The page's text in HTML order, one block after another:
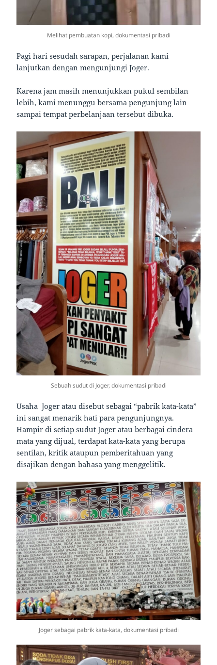
Melihat pembuatan kopi, dokumentasi pribadi
Pagi hari sesudah sarapan, perjalanan kami
lanjutkan dengan mengunjungi Joger.
Karena jam masih menunjukkan pukul sembilan
lebih, kami menunggu bersama pengunjung lain
sampai tempat perbelanjaan tersebut dibuka.
Sebuah sudut di Joger, dokumentasi pribadi
Usaha Joger atau disebut sebagai “pabrik kata-kata”
ini sangat menarik hati para pengunjungnya.
Hampir di setiap sudut Joger atau berbagai cindera
mata yang dijual, terdapat kata-kata yang berupa
sentilan, kritik ataupun pemberitahuan yang
disajikan dengan bahasa yang menggelitik.
Joger sebagai pabrik kata-kata, dokumentasi pribadi